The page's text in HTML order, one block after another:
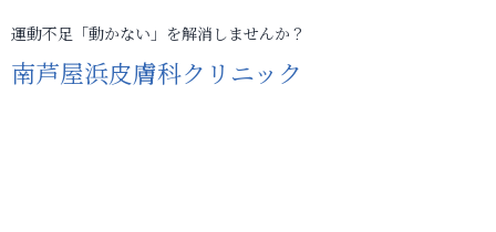
運動不足「動かない」を解消しませんか？
南芦屋浜皮膚科クリニック